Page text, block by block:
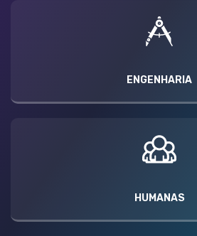
ENGENHARIA
HUMANAS